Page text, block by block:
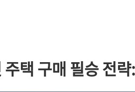
택 구매 필승 전